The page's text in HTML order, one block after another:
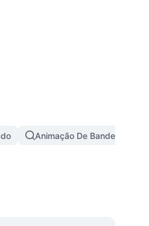
Animação De Bandeira